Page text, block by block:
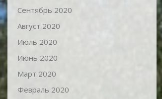
Сентябрь 2020
Август 2020
Июль 2020
Июнь 2020
Март 2020
Февраль 2020